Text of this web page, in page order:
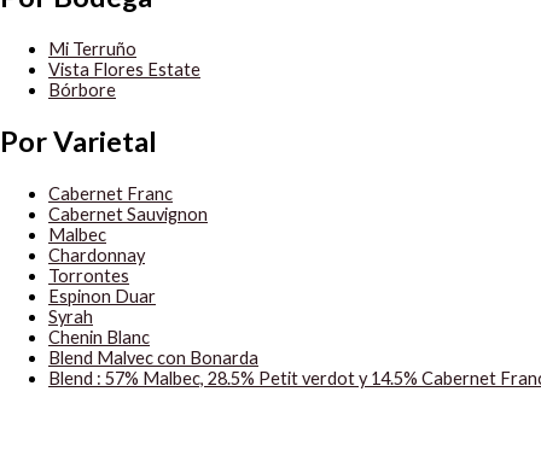
Mi Terruño
Vista Flores Estate
Bórbore
Por Varietal
Cabernet Franc
Cabernet Sauvignon
Malbec
Chardonnay
Torrontes
Espinon Duar
Syrah
Chenin Blanc
Blend Malvec con Bonarda
Blend : 57% Malbec, 28.5% Petit verdot y 14.5% Cabernet